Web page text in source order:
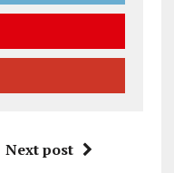
Next post